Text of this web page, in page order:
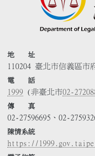
地 址
110204 臺北市信義區市
電 話
1999 (非臺北市02-
傳 真
02-27596695、02-
陳情系統
https://